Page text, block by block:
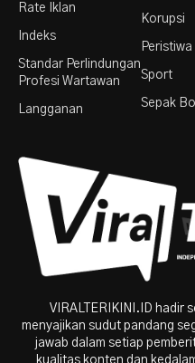
Rate Iklan
Indeks
Standar Perlindungan
Profesi Wartawan
Langganan
Korupsi
Peristiwa
Sport
Sepak
VIRALTERIKINI.ID hadir
menyajikan sudut pandang
jawab dalam setiap
kualitas konten dan